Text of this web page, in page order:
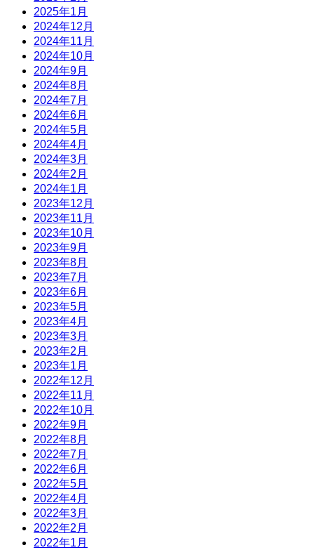
2025年1月
2024年12月
2024年11月
2024年10月
2024年9月
2024年8月
2024年7月
2024年6月
2024年5月
2024年4月
2024年3月
2024年2月
2024年1月
2023年12月
2023年11月
2023年10月
2023年9月
2023年8月
2023年7月
2023年6月
2023年5月
2023年4月
2023年3月
2023年2月
2023年1月
2022年12月
2022年11月
2022年10月
2022年9月
2022年8月
2022年7月
2022年6月
2022年5月
2022年4月
2022年3月
2022年2月
2022年1月